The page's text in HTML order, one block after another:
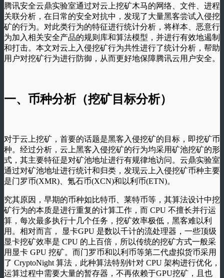
腾讯安全云鼎实验室通过对云上挖矿木马的网络、文件、进程
关联分析，在日常的安全对抗中，发现了大量黑客尝试入侵挖
矿的行为。对此类行为的特征进行统计分析，将样本、恶意行
为加入相关安全产品的规则库和算法模型，并进行有效地遏制
和打击。本文对云上入侵挖矿行为共性进行了统计分析，帮助
用户对挖矿行为进行防御，从而更好地保障腾讯云用户安全。
一、币种分析（挖矿目标分析）
对于云上挖矿，首要的话题是黑客入侵挖矿的目标，即挖矿币
种。经过分析，云上黑客入侵挖矿的行为均采用矿池挖矿的形
式，其主要特征是对矿池地址进行有规律地访问。云鼎实验室
通过对矿池地址进行统计和归类，发现云上入侵挖矿币种主要
是门罗币(XMR)、氪石币(XCN)和以利币(ETN)。
究其原因，早期的币种如比特币、莱特币等，其算法设计中挖
矿行为的本质是进行重复的计算工作，而 CPU 不擅长并行运
算，每次最多执行十几个任务，挖矿效率极低，黑客难以利
用。相对而言， 显卡GPU 是数以千计的流处理器，一些顶级
显卡挖矿效率是 CPU 的上百倍，所以传统的挖矿方式一般采
用显卡 GPU 挖矿。而门罗币和以利币等第二代虚拟货币采用
了 CryptoNight 算法，此种算法特别针对 CPU 架构进行优化，
运算过程中需要大量的暂存器，不再依赖于GPU挖矿，且也